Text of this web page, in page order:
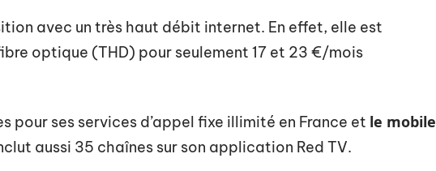
avec un très haut débit internet. En effet, elle est
optique (THD) pour seulement 17 et 23 €/mois
pour ses services d’appel fixe illimité en France et le mobile
aussi 35 chaînes sur son application Red TV.